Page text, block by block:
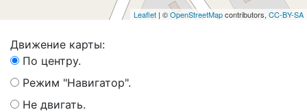
Leaflet | ©OpenStreetMapcontributors, CC-BY-SA
Движение карты:
По центру.
Режим "Навигатор".
Не двигать.